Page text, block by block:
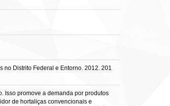
no Distrito Federal e Entorno. 2012. 201
Isso promove a demanda por produtos
de hortaliças convencionais e